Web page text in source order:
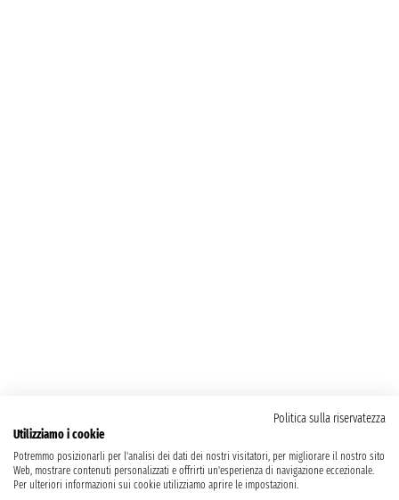
Politica sulla riservatezza
Utilizziamo i cookie
Potremmo posizionarli per l'analisi dei dati dei nostri visitatori, per migliorare il nostro sito
Web, mostrare contenuti personalizzati e offrirti un'esperienza di navigazione eccezionale.
Per ulteriori informazioni sui cookie utilizziamo aprire le impostazioni.